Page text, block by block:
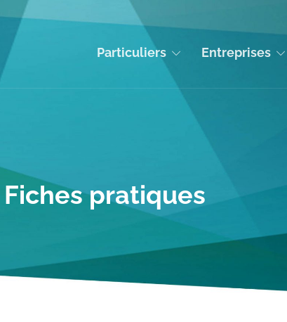
Particuliers Entreprises
Fiches pratiques